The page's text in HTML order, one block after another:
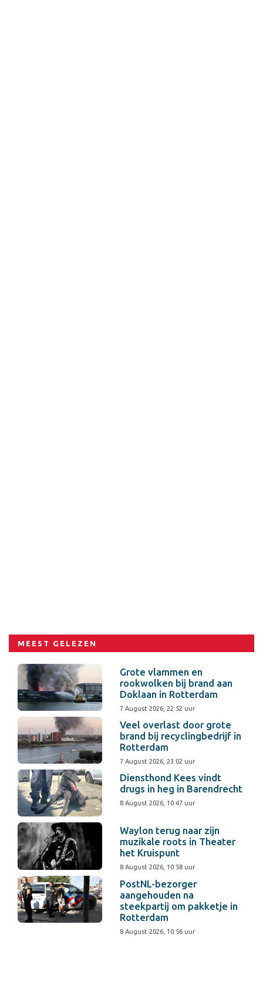
MEEST GELEZEN
Grote vlammen en
rookwolken bij brand aan
Doklaan in Rotterdam
7 August 2026, 22:52 uur
Veel overlast door grote
brand bij recyclingbedrijf in
Rotterdam
7 August 2026, 23:02 uur
Diensthond Kees vindt
drugs in heg in Barendrecht
8 August 2026, 10:47 uur
Waylon terug naar zijn
muzikale roots in Theater
het Kruispunt
8 August 2026, 10:58 uur
PostNL-bezorger
aangehouden na
steekpartij om pakketje in
Rotterdam
8 August 2026, 10:56 uur